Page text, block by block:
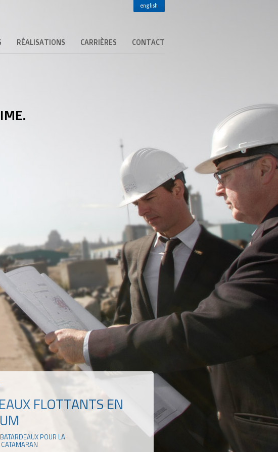
english
RÉALISATIONS CARRIÈRES CONTACT
FLOTTANTS EN
POUR LA